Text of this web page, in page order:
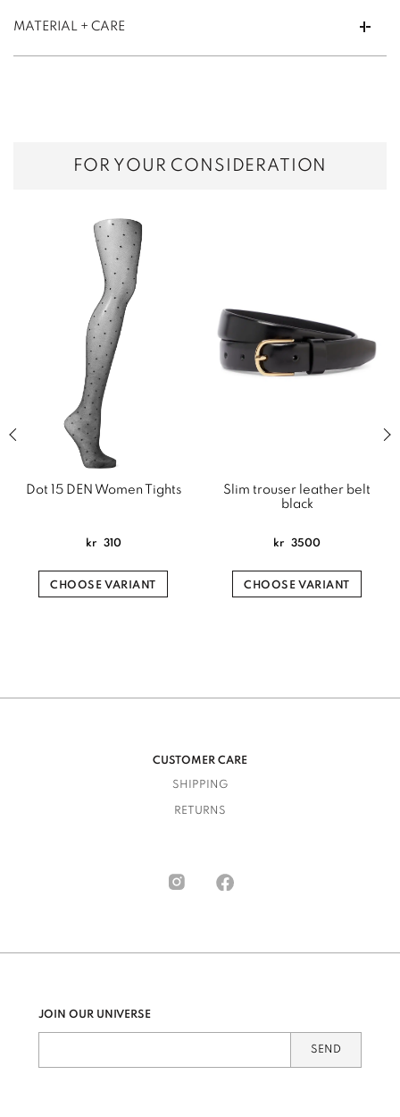
MATERIAL + CARE
FOR YOUR CONSIDERATION
slide of related products slider
Dot 15 DEN Women Tights
kr 310
CHOOSE VARIANT
Slim trouser leather belt
black
kr 3500
CHOOSE VARIANT
CUSTOMER CARE
SHIPPING
RETURNS
JOIN OUR UNIVERSE
SEND